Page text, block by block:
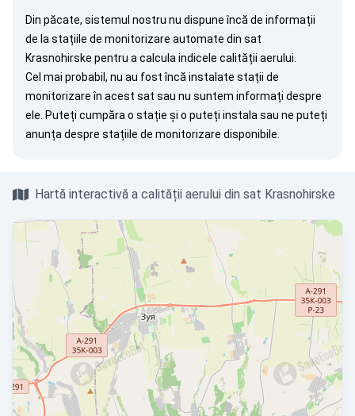
Din păcate, sistemul nostru nu dispune încă de informații
de la stațiile de monitorizare automate din sat
Krasnohirske pentru a calcula indicele calității aerului.
Cel mai probabil, nu au fost încă instalate stații de
monitorizare în acest sat sau nu suntem informați despre
ele. Puteți cumpăra o stație și o puteți instala sau ne puteți
anunța despre stațiile de monitorizare disponibile.
Hartă interactivă a calității aerului din sat Krasnohirske